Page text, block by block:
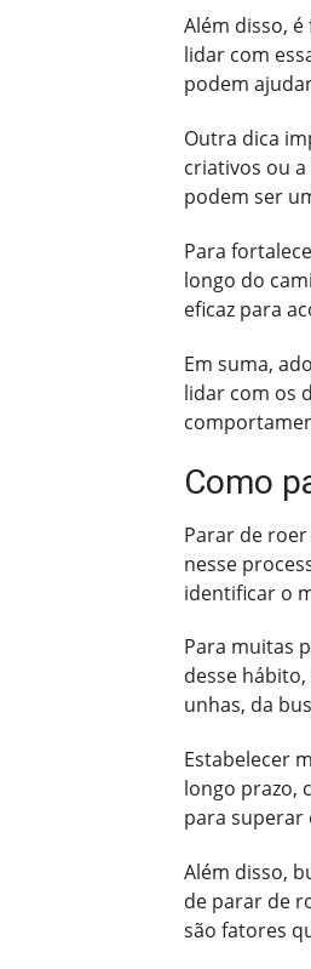
Além disso,
lidar com
podem
Outra dica
criativos ou
podem ser
Para
longo do
eficaz para
Em suma,
lidar com os
Como
Parar de
nesse
identificar o
Para muitas
desse
unhas, da
Estabelecer
longo prazo,
para superar
Além disso,
de parar de
são fatores